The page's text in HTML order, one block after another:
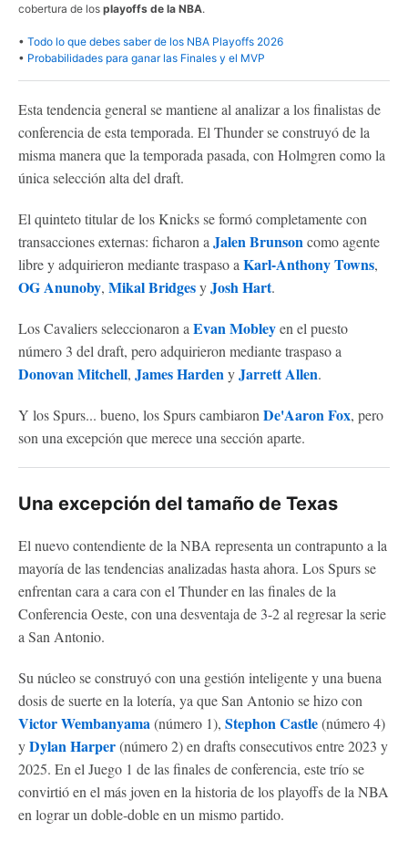
cobertura de los playoffs de la NBA.
• Todo lo que debes saber de los NBA Playoffs 2026
• Probabilidades para ganar las Finales y el MVP
Esta tendencia general se mantiene al analizar a los finalistas de
conferencia de esta temporada. El Thunder se construyó de la
misma manera que la temporada pasada, con Holmgren como la
única selección alta del draft.
El quinteto titular de los Knicks se formó completamente con
transacciones externas: ficharon a Jalen Brunson como agente
libre y adquirieron mediante traspaso a Karl-Anthony Towns,
OG Anunoby, Mikal BridgesyJosh Hart.
Los Cavaliers seleccionaron a Evan Mobleyen el puesto
número 3 del draft, pero adquirieron mediante traspaso a
Donovan Mitchell, James Harden yJarrett Allen.
Y los Spurs... bueno, los Spurs cambiaron De'Aaron Fox, pero
son una excepción que merece una sección aparte.
Una excepción del tamaño de Texas
El nuevo contendiente de la NBA representa un contrapunto a la
mayoría de las tendencias analizadas hasta ahora. Los Spurs se
enfrentan cara a cara con el Thunder en las finales de la
Conferencia Oeste, con una desventaja de 3-2 al regresar la serie
a San Antonio.
Su núcleo se construyó con una gestión inteligente y una buena
dosis de suerte en la lotería, ya que San Antonio se hizo con
Victor Wembanyama (número 1), Stephon Castle(número 4)
yDylan Harper(número 2) en drafts consecutivos entre 2023 y
2025. En el Juego 1 de las finales de conferencia, este trío se
convirtió en el más joven en la historia de los playoffs de la NBA
en lograr un doble-doble en un mismo partido.